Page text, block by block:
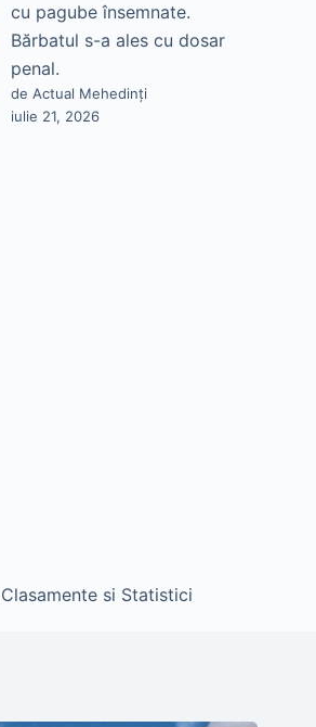
cu pagube însemnate.
Bărbatul s-a ales cu dosar
penal.
de Actual Mehedinți
iulie 21, 2026